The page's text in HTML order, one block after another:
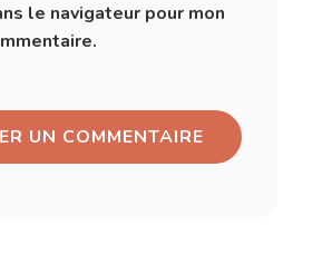
le navigateur pour mon